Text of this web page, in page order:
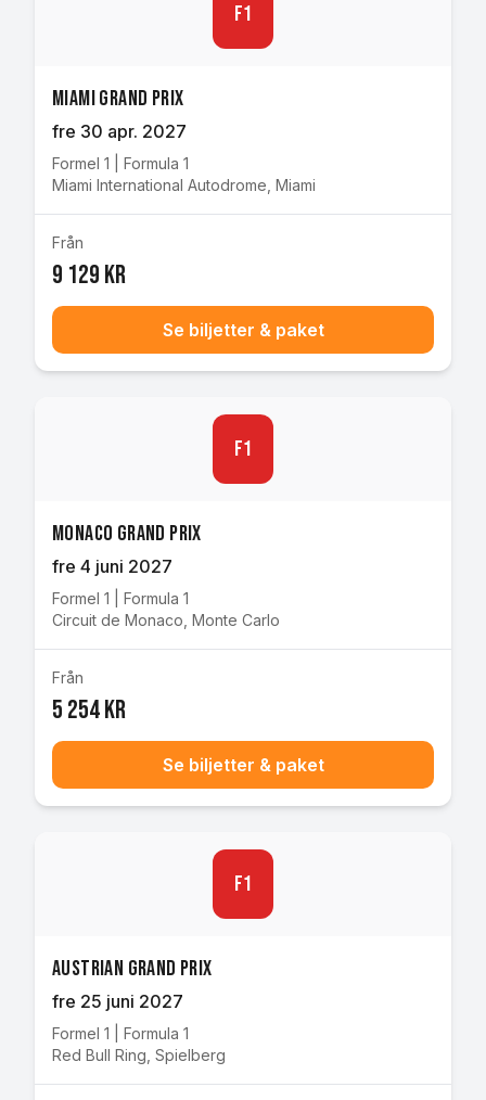
F1
Miami Grand Prix
fre 30 apr. 2027
Formel 1
Formula 1
Miami International Autodrome Miami
Från
9 129 kr
Se biljetter & paket
F1
Monaco Grand Prix
fre 4 juni 2027
Formel 1
Formula 1
Circuit de Monaco Monte Carlo
Från
5 254 kr
Se biljetter & paket
F1
Austrian Grand Prix
fre 25 juni 2027
Formel 1
Formula 1
Red Bull Ring Spielberg